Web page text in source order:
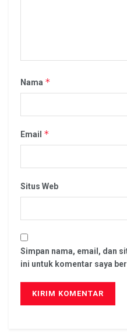
Nama *
Email *
Situs Web
Simpan nama, email, dan
ini untuk komentar saya